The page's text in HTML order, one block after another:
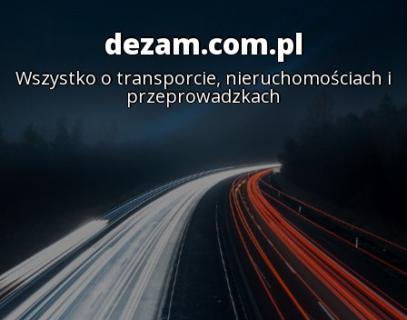
dezam.com.pl
Wszystko o transporcie, nieruchomościach i
przeprowadzkach